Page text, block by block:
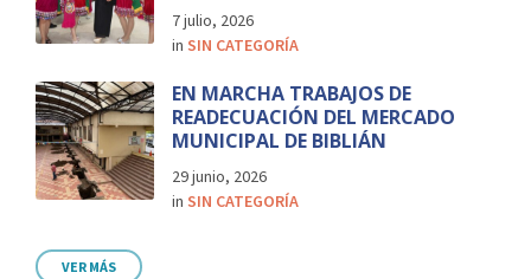
7 julio, 2026
in SIN CATEGORÍA
EN MARCHA TRABAJOS DE
READECUACIÓN DEL MERCADO
MUNICIPAL DE BIBLIÁN
29 junio, 2026
in SIN CATEGORÍA
VER MÁS